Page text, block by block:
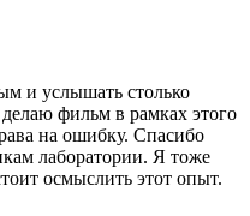
и услышать столько
фильм в рамках этого
на ошибку. Спасибо
лаборатории. Я тоже
осмыслить этот опыт.